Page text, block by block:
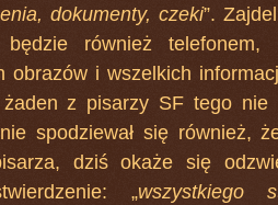
dokumenty, czeki”.
również telefonem,
obrazów i wszelkich
z pisarzy SF tego nie
spodziewał się również,
dziś okaże się
„wszystkiego